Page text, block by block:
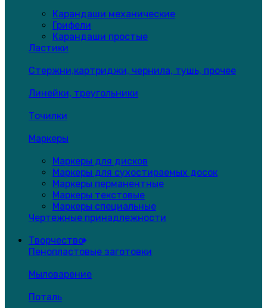
Карандаши механические
Грифели
Карандаши простые
Ластики
Стержни,картриджи, чернила, тушь, прочее
Линейки, треугольники
Точилки
Маркеры
Маркеры для дисков
Маркеры для сухостираемых досок
Маркеры перманентные
Маркеры текстовые
Маркеры специальные
Чертежные принадлежности
Творчество
Пенопластовые заготовки
Мыловарение
Поталь